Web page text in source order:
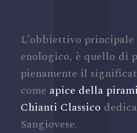
L’obbiettivo
enologico, è quello di
pienamente il
come apice della
Chianti Classico
Sangiovese.